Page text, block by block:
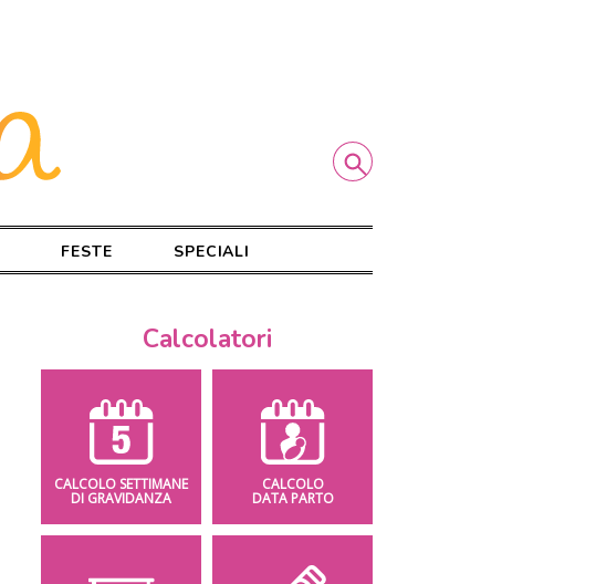
FESTE SPECIALI
Calcolatori
CALCOLO SETTIMANE
DI GRAVIDANZA
CALCOLO
DATA PARTO